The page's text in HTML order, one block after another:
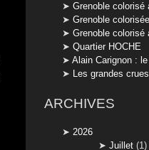
Grenoble colorisé
Grenoble
Grenoble colorisé
Quartier HOCHE
Alain Carignon :
Les grandes
ARCHIVES
2026
Juillet (1)